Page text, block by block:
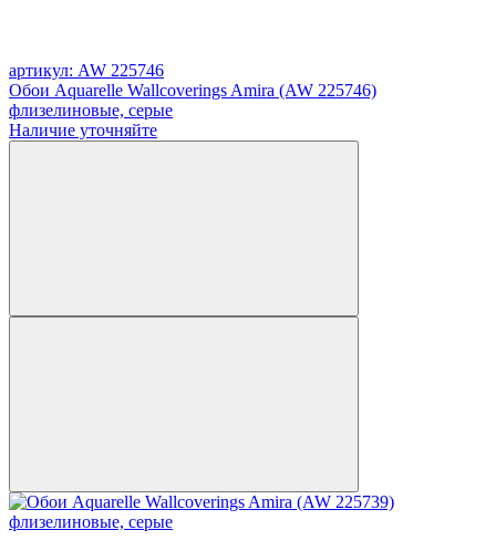
артикул: AW 225746
Обои Aquarelle Wallcoverings Amira (AW 225746)
флизелиновые, серые
Наличие уточняйте